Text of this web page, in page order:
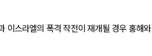
이스라엘의 폭격 작전이 재개될 경우 홍해와